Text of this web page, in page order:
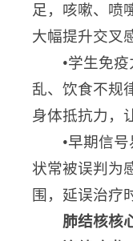
足，咳嗽、喷
大幅提升交叉
•学生免
乱、饮食不规
身体抵抗力，
•早期信
状常被误判为
围，延误治疗
肺结核核